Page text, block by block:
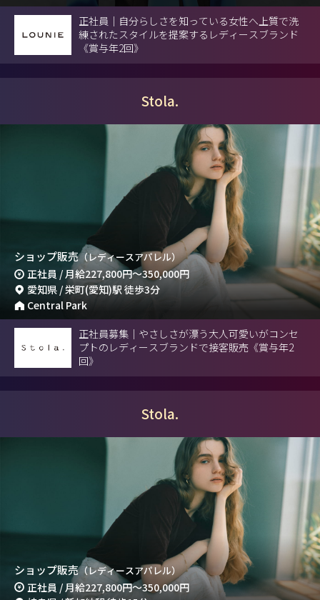
正社員｜自分らしさを知っている女性へ上質で洗
練されたスタイルを提案するレディースブランド
《賞与年2回》
Stola.
ショップ販売（レディースアパレル）
正社員 / 月給227,800円～350,000円
愛知県 / 栄町(愛知)駅 徒歩3分
Central Park
正社員募集｜やさしさが漂う大人可愛いがコンセ
プトのレディースブランドで接客販売《賞与年2
回》
Stola.
ショップ販売（レディースアパレル）
正社員 / 月給227,800円～350,000円